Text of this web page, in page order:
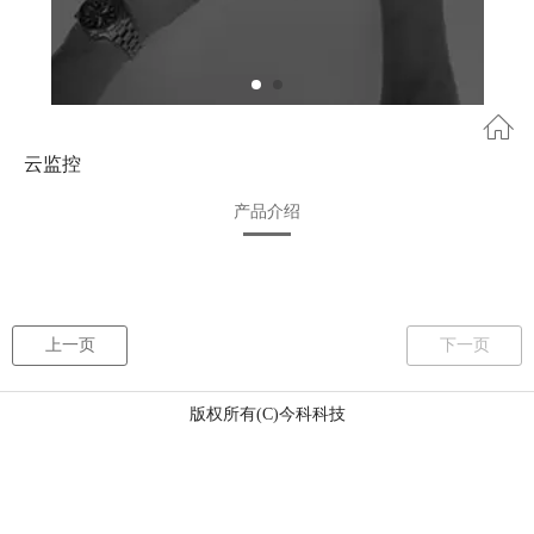
云监控
产品介绍
上一页 下一页
版权所有(C)今科科技